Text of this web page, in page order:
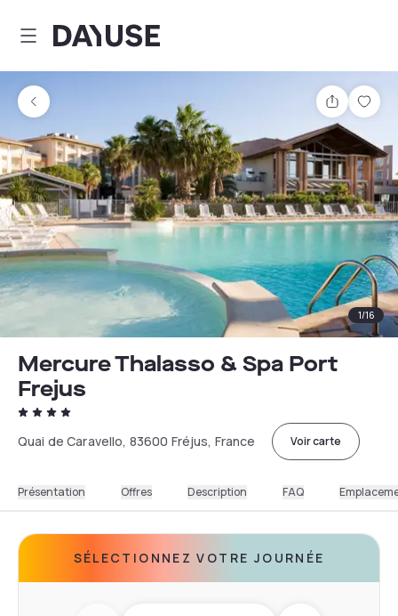
Dayuse
Partager
1/16
Mercure Thalasso & Spa Port
Frejus
Quai de Caravello, 83600 Fréjus, France Voir carte
Présentation Offres Description FAQ
SÉLECTIONNEZ VOTRE JOURNÉE